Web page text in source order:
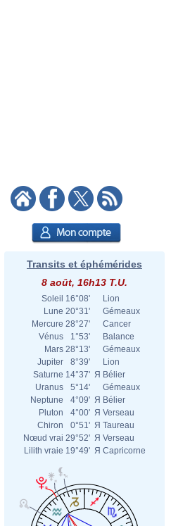
Transits et éphémérides
8 août, 16h13 T.U.
Soleil 16°08'
Lion
Lune 20°31'
Gémeaux
Mercure 28°27'
Cancer
Vénus
1°53'
Balance
Mars 28°13'
Gémeaux
Jupiter
8°39'
Lion
Saturne 14°37' Я Bélier
Uranus
5°14'
Gémeaux
Neptune
4°09' Я Bélier
Pluton
4°00' Я Verseau
Chiron
0°51' Я Taureau
Nœud vrai 29°52' Я Verseau
Lilith vraie 19°49' Я Capricorne